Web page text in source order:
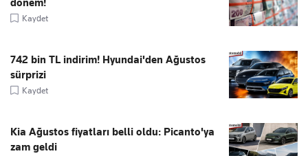
dönem!
Kaydet
742 bin TL indirim! Hyundai'den Ağustos
sürprizi
Kaydet
Kia Ağustos fiyatları belli oldu: Picanto'ya
zam geldi